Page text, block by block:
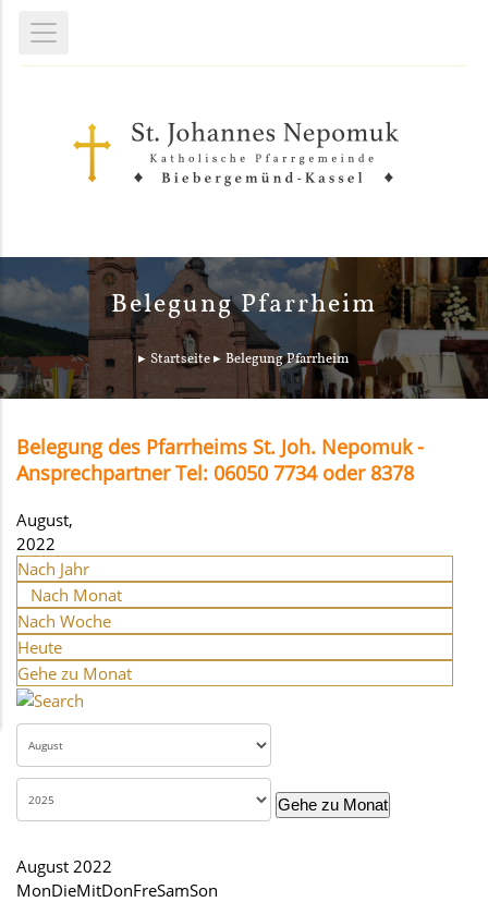
Belegung Pfarrheim
Startseite Belegung Pfarrheim
Belegung des Pfarrheims St. Joh. Nepomuk -
Ansprechpartner Tel: 06050 7734 oder 8378
August,
2022
Nach Jahr
Nach Monat
Nach Woche
Heute
Gehe zu Monat
Gehe zu Monat
August 2022
MonDieMitDonFreSamSon